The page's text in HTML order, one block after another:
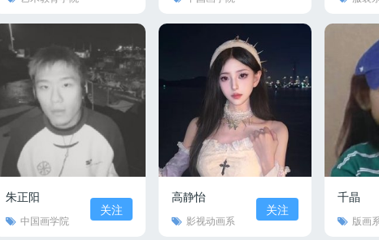
朱正阳
中国画学院
关注
高静怡
影视动画系
关注
千晶
版画